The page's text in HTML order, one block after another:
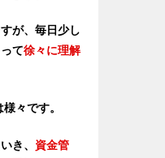
が、毎日少し
て徐々に理解
々です。
き、 資金管